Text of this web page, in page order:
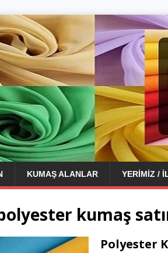
KUMAŞ ALANLAR YERIMIZ /
kumaş
Polyester